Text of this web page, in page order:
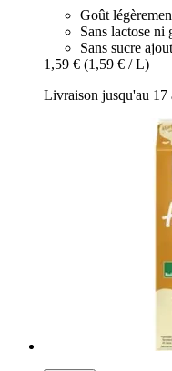
Goût
Sans lactose ni
Sans sucre
1,59 € (1,59 € / L)
Livraison jusqu'au 17